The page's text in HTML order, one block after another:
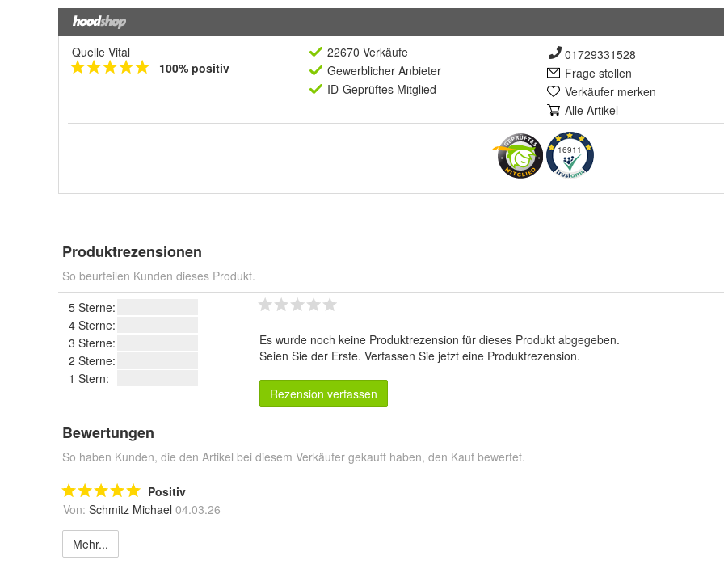
Quelle Vital
100% positiv
22670 Verkäufe
Gewerblicher Anbieter
ID-Geprüftes Mitglied
01729331528
Frage stellen
Verkäufer merken
Alle Artikel
16911
Produktrezensionen
So beurteilen Kunden dieses Produkt.
5 Sterne:
4 Sterne:
3 Sterne:
2 Sterne:
1 Stern:
Es wurde noch keine Produktrezension für dieses Produkt abgegeben.
Seien Sie der Erste. Verfassen Sie jetzt eine Produktrezension.
Rezension verfassen
Bewertungen
So haben Kunden, die den Artikel bei diesem Verkäufer gekauft haben, den Kauf bewertet.
Positiv
Von: Schmitz Michael 04.03.26
Mehr...